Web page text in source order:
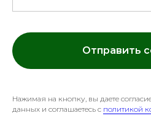
Отправить
Нажимая на кнопку, вы даете
данных и соглашаетесь c политикой